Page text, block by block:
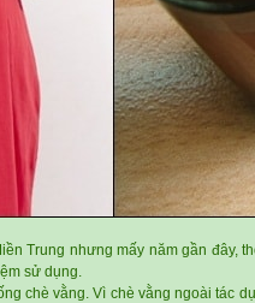
Trung nhưng mấy năm gần đây,
sử dụng.
chè vằng. Vì chè vằng ngoài tác